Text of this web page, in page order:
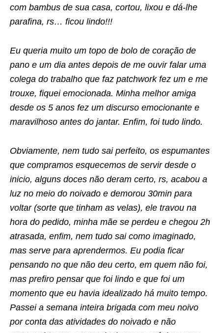
com bambus de sua casa, cortou, lixou e dá-lhe
parafina, rs… ficou lindo!!!
Eu queria muito um topo de bolo de coração de
pano e um dia antes depois de me ouvir falar uma
colega do trabalho que faz patchwork fez um e me
trouxe, fiquei emocionada. Minha melhor amiga
desde os 5 anos fez um discurso emocionante e
maravilhoso antes do jantar. Enfim, foi tudo lindo.
Obviamente, nem tudo sai perfeito, os espumantes
que compramos esquecemos de servir desde o
inicio, alguns doces não deram certo, rs, acabou a
luz no meio do noivado e demorou 30min para
voltar (sorte que tinham as velas), ele travou na
hora do pedido, minha mãe se perdeu e chegou 2h
atrasada, enfim, nem tudo sai como imaginado,
mas serve para aprendermos. Eu podia ficar
pensando no que não deu certo, em quem não foi,
mas prefiro pensar que foi lindo e que foi um
momento que eu havia idealizado há muito tempo.
Passei a semana inteira brigada com meu noivo
por conta das atividades do noivado e não